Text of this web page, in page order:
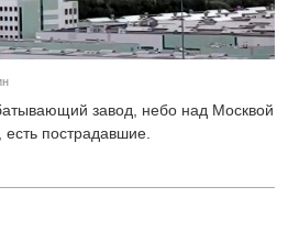
завод, небо над Москвой
пострадавшие.